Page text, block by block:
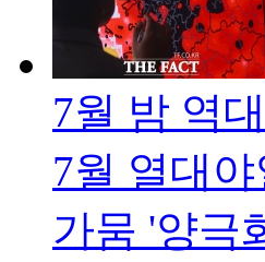
7월 밤 역
7월 열대
가뭄 '양극